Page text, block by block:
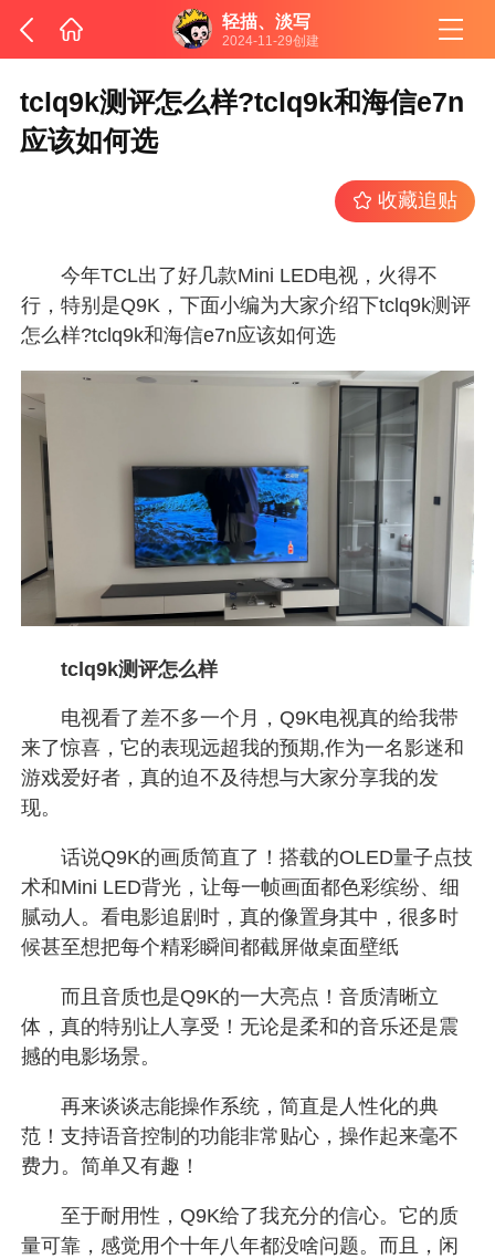
轻描、淡写
2024-11-29创建
tclq9k测评怎么样?tclq9k和海信e7n
应该如何选
收藏追贴
今年TCL出了好几款Mini LED电视，火得不
行，特别是Q9K，下面小编为大家介绍下tclq9k测评
怎么样?tclq9k和海信e7n应该如何选
tclq9k测评怎么样
电视看了差不多一个月，Q9K电视真的给我带
来了惊喜，它的表现远超我的预期,作为一名影迷和
游戏爱好者，真的迫不及待想与大家分享我的发
现。
话说Q9K的画质简直了！搭载的OLED量子点技
术和Mini LED背光，让每一帧画面都色彩缤纷、细
腻动人。看电影追剧时，真的像置身其中，很多时
候甚至想把每个精彩瞬间都截屏做桌面壁纸
而且音质也是Q9K的一大亮点！音质清晰立
体，真的特别让人享受！无论是柔和的音乐还是震
撼的电影场景。
再来谈谈志能操作系统，简直是人性化的典
范！支持语音控制的功能非常贴心，操作起来毫不
费力。简单又有趣！
至于耐用性，Q9K给了我充分的信心。它的质
量可靠，感觉用个十年八年都没啥问题。而且，闲